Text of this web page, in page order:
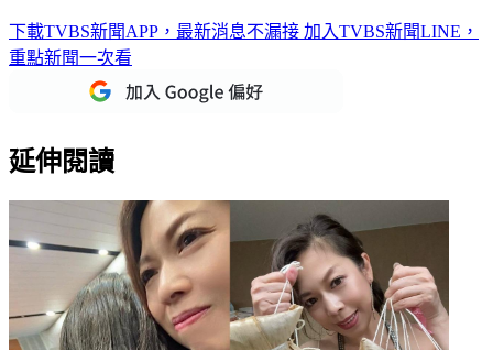
下載TVBS新聞APP，最新消息不漏接 加入TVBS新聞LINE，
重點新聞一次看
延伸閱讀